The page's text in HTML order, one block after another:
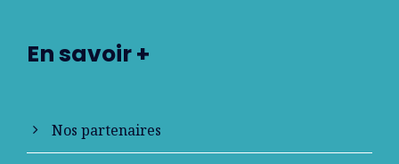
En savoir +
Nos partenaires